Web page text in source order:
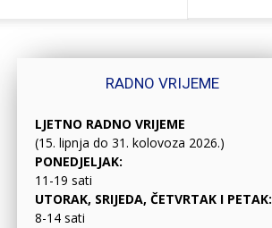
RADNO VRIJEME
LJETNO RADNO VRIJEME
(15. lipnja do 31. kolovoza 2026.)
PONEDJELJAK:
11-19 sati
UTORAK, SRIJEDA, ČETVRTAK I PETAK:
8-14 sati